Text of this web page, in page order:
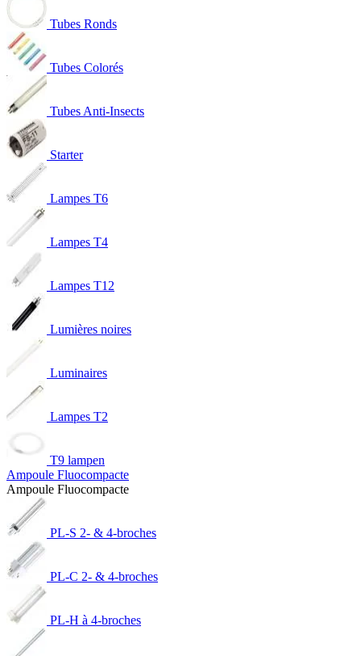
Tubes Ronds
Tubes Colorés
Tubes Anti-Insects
Starter
Lampes T6
Lampes T4
Lampes T12
Lumières noires
Luminaires
Lampes T2
T9 lampen
Ampoule Fluocompacte
Ampoule Fluocompacte
PL-S 2- & 4-broches
PL-C 2- & 4-broches
PL-H à 4-broches